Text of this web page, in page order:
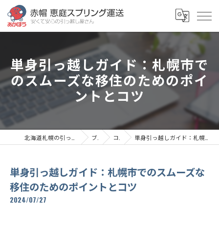
単身引っ越しガイド：札幌市で
のスムーズな移住のためのポイ
ントとコツ
ブログ コラム 単身引っ越しガイド：札幌市でのスムーズな移住のためのポイントとコツ
単身引っ越しガイド：札幌市でのスムーズな
移住のためのポイントとコツ
2024/07/27